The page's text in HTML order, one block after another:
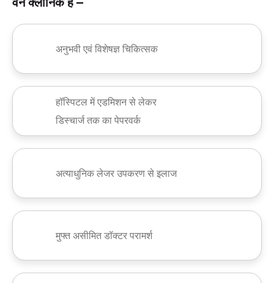
अनुभवी एवं विशेषज्ञ चिकित्सक
हॉस्पिटल में एडमिशन से लेकर
डिस्चार्ज तक का पेपरवर्क
अत्याधुनिक लेजर उपकरण से इलाज
मुफ्त असीमित डॉक्टर परामर्श